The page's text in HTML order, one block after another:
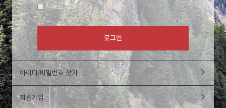
자동로그인
아이디/비밀번호 찾기
회원가입